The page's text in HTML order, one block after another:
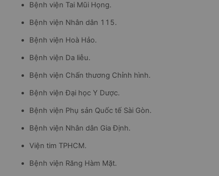
Bệnh viện Tai Mũi Họng.
Bệnh viện Nhân dân 115.
Bệnh viện Hoà Hảo.
Bệnh viện Da liễu.
Bệnh viện Chấn thương Chỉnh hình.
Bệnh viện Đại học Y Dược.
Bệnh viện Phụ sản Quốc tế Sài Gòn.
Bệnh viện Nhân dân Gia Định.
Viện tim TPHCM.
Bệnh viện Răng Hàm Mặt.